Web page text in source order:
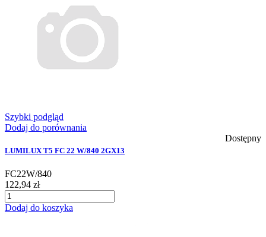
Szybki podgląd
Dodaj do porównania
Dostępny
LUMILUX T5 FC 22 W/840 2GX13
FC22W/840
122,94 zł
Dodaj do koszyka